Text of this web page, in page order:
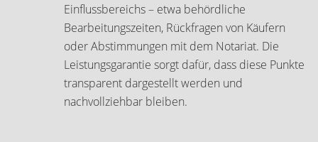
Einflussbereichs – etwa behördliche
Bearbeitungszeiten, Rückfragen von Käufern
oder Abstimmungen mit dem Notariat. Die
Leistungsgarantie sorgt dafür, dass diese Punkte
transparent dargestellt werden und
nachvollziehbar bleiben.